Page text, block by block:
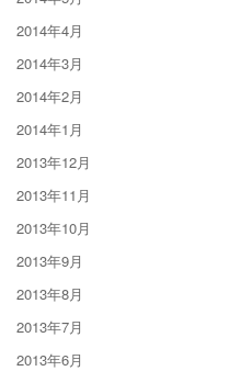
2014年4月
2014年3月
2014年2月
2014年1月
2013年12月
2013年11月
2013年10月
2013年9月
2013年8月
2013年7月
2013年6月